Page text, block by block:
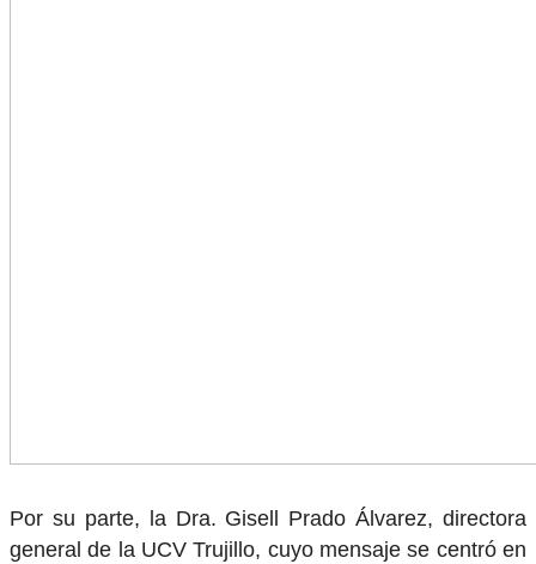
Por su parte, la Dra. Gisell Prado Álvarez, directora
general de la UCV Trujillo, cuyo mensaje se centró en